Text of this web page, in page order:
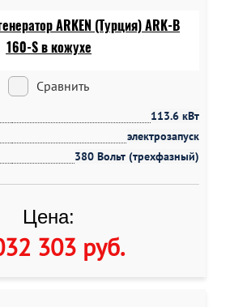
Сравнить
113.6 кВт
электрозапуск
380 Вольт (трехфазный)
Цена:
303 руб.